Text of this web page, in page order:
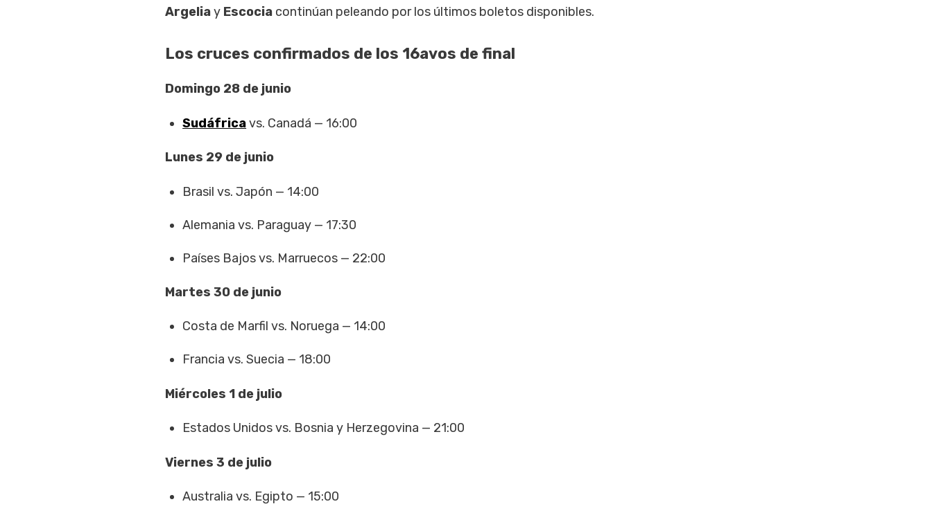
Argeliay Escociacontinúan peleando por los últimos boletos disponibles.
Los cruces confirmados de los 16avos de final
Domingo 28 de junio
Sudáfricavs. Canadá — 16:00
Lunes 29 de junio
Brasil vs. Japón — 14:00
Alemania vs. Paraguay — 17:30
Países Bajos vs. Marruecos — 22:00
Martes 30 de junio
Costa de Marfil vs. Noruega — 14:00
Francia vs. Suecia — 18:00
Miércoles 1 de julio
Estados Unidos vs. Bosnia y Herzegovina — 21:00
Viernes 3 de julio
Australia vs. Egipto — 15:00